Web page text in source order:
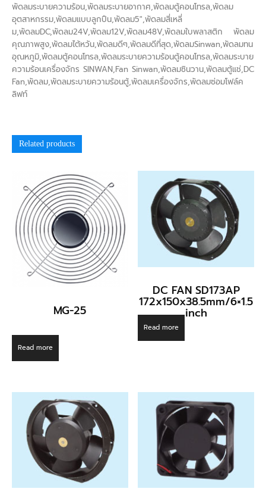
พัดลมระบายความร้อน,พัดลมระบายอากาศ,พัดลมตู้คอนโทรล,พัดลม
อุตสาหกรรม,พัดลมแบบลูกปืน,พัดลม5″,พัดลมสี่เหลี่
ม,พัดลมDC,พัดลม24V,พัดลม12V,พัดลม48V,พัดลมใบพลาสติก พัดลม
คุณภาพสูง,พัดลมไต้หวัน,พัดลมดีๆ,พัดลมดีที่สุด,พัดลมSinwan,พัดลมทน
อุณหภูมิ,พัดลมตู้คอนโทรล,พัดลมระบายความร้อนตู้คอนโทรล,พัดลมระบาย
ความร้อนเครื่องจักร SINWAN,Fan Sinwan,พัดลมซินวาน,พัดลมตู้แช่,DC
Fan,พัดลม,พัดลมระบายความร้อนตู้,พัดลมเครื่องจักร,พัดลมซ่อมโฟล์ค
ลิฟท์
Related products
MG-25
Read more
DC FAN SD173AP
172x150x38.5mm/6×1.5
inch
Read more